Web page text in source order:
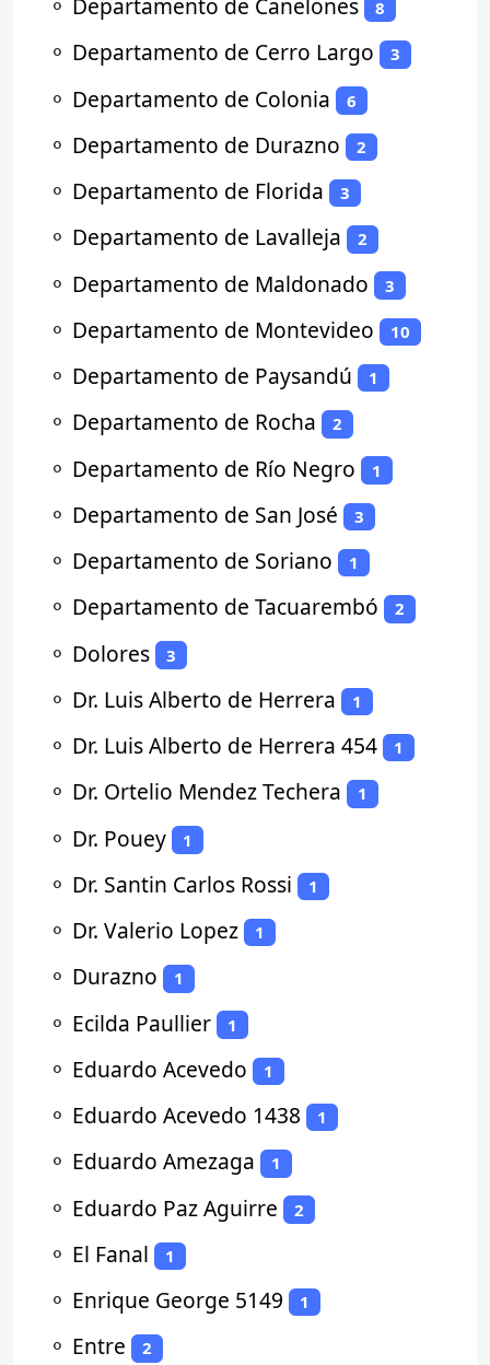
⚬ Departamento de Canelones 8
⚬ Departamento de Cerro Largo 3
⚬ Departamento de Colonia 6
⚬ Departamento de Durazno 2
⚬ Departamento de Florida 3
⚬ Departamento de Lavalleja 2
⚬ Departamento de Maldonado 3
⚬ Departamento de Montevideo 10
⚬ Departamento de Paysandú 1
⚬ Departamento de Rocha 2
⚬ Departamento de Río Negro 1
⚬ Departamento de San José 3
⚬ Departamento de Soriano 1
⚬ Departamento de Tacuarembó 2
⚬ Dolores 3
⚬ Dr. Luis Alberto de Herrera 1
⚬ Dr. Luis Alberto de Herrera 454 1
⚬ Dr. Ortelio Mendez Techera 1
⚬ Dr. Pouey 1
⚬ Dr. Santin Carlos Rossi 1
⚬ Dr. Valerio Lopez 1
⚬ Durazno 1
⚬ Ecilda Paullier 1
⚬ Eduardo Acevedo 1
⚬ Eduardo Acevedo 1438 1
⚬ Eduardo Amezaga 1
⚬ Eduardo Paz Aguirre 2
⚬ El Fanal 1
⚬ Enrique George 5149 1
⚬ Entre 2